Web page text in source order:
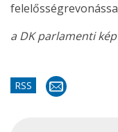
a DK parlamenti
RSS